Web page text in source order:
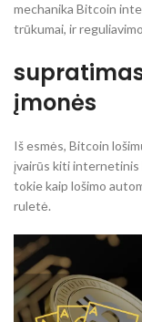
mechanika Bitcoin
trūkumai, ir
įmonės
Iš esmės, Bitcoin
įvairūs kiti internetinis
tokie kaip lošimo
ruletė.